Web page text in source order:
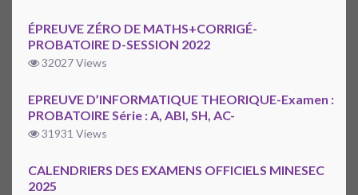
ÉPREUVE ZÉRO DE MATHS+CORRIGÉ-
PROBATOIRE D-SESSION 2022
32027 Views
EPREUVE D’INFORMATIQUE THEORIQUE-Examen :
PROBATOIRE Série : A, ABI, SH, AC-
31931 Views
CALENDRIERS DES EXAMENS OFFICIELS MINESEC
2025